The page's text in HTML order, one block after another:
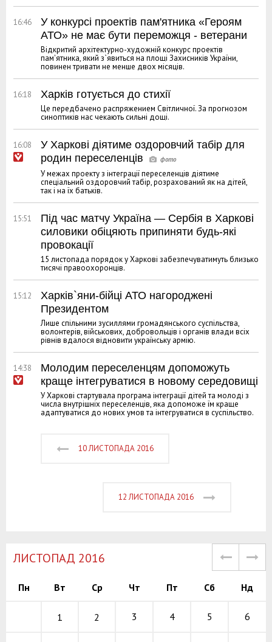
16:46
У конкурсі проектів пам'ятника «Героям
АТО» не має бути переможця - ветерани
Відкритий архітектурно-художній конкурс проектів
пам'ятника, який з`явиться на площі Захисників України,
повинен тривати не менше двох місяців.
16:18 Харків готується до стихії
Це передбачено распряжением Світличної. За прогнозом
синоптиків нас чекають сильні дощі.
16:08
У Харкові діятиме оздоровчий табір для
родин переселенців
У межах проекту з інтеграції переселенців діятиме
спеціальний оздоровчий табір, розрахований як на дітей,
так і на їх батьків.
15:51
Під час матчу Україна — Сербія в Харкові
силовики обіцяють припиняти будь-які
провокації
15 листопада порядок у Харкові забезпечуватимуть близько
тисячі правоохоронців.
15:12
Харків`яни-бійці АТО нагороджені
Президентом
Лише спільними зусиллями громадянського суспільства,
волонтерів, військових, добровольців і органів влади всіх
рівнів вдалося відновити українську армію.
14:38
Молодим переселенцям допоможуть
краще інтегруватися в новому середовищі
У Харкові стартувала програма інтеграції дітей та молоді з
числа внутрішніх переселенців, яка допоможе їм краще
адаптуватися до нових умов та інтегруватися в суспільство.
10 ЛИСТОПАДА 2016
12 ЛИСТОПАДА 2016
ЛИСТОПАД 2016
Пн Вт Ср Чт Пт Сб Нд
1 2 3 4 5 6